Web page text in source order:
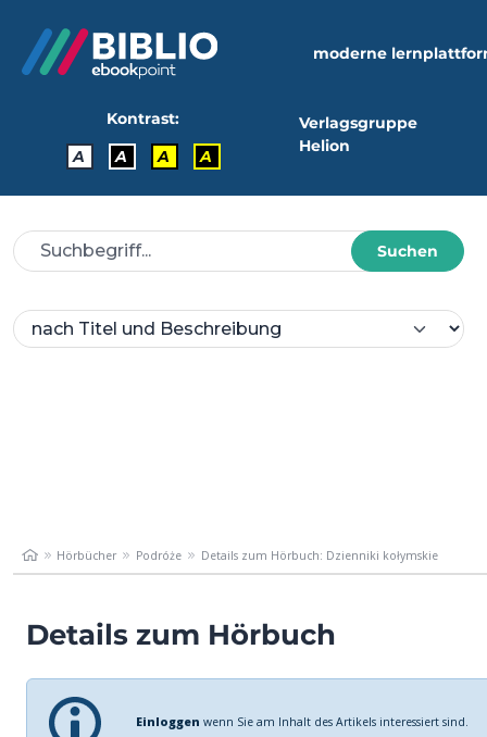
moderne
Kontrast:
A
A A A
Verlagsgruppe
Helion
Suchen
Hörbücher Podróże Details zum Hörbuch: Dzienniki kołymskie
Details zum Hörbuch
Einloggen wenn Sie am Inhalt des Artikels interessiert sind.